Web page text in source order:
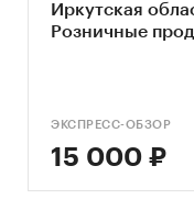
Иркутская
Розничные
ЭКСПРЕСС-ОБЗОР
15 000 ₽